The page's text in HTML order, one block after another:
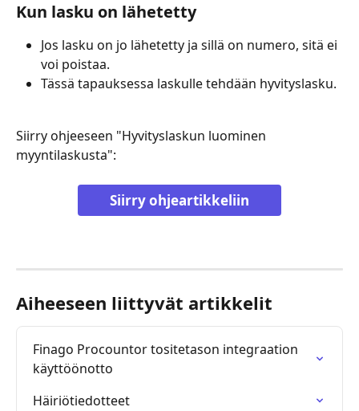
Kun lasku on lähetetty
Jos lasku on jo lähetetty ja sillä on numero, sitä ei
voi poistaa.
Tässä tapauksessa laskulle tehdään hyvityslasku.
Siirry ohjeeseen "Hyvityslaskun luominen
myyntilaskusta":
Siirry ohjeartikkeliin
Aiheeseen liittyvät artikkelit
Finago Procountor tositetason integraation
käyttöönotto
Häiriötiedotteet